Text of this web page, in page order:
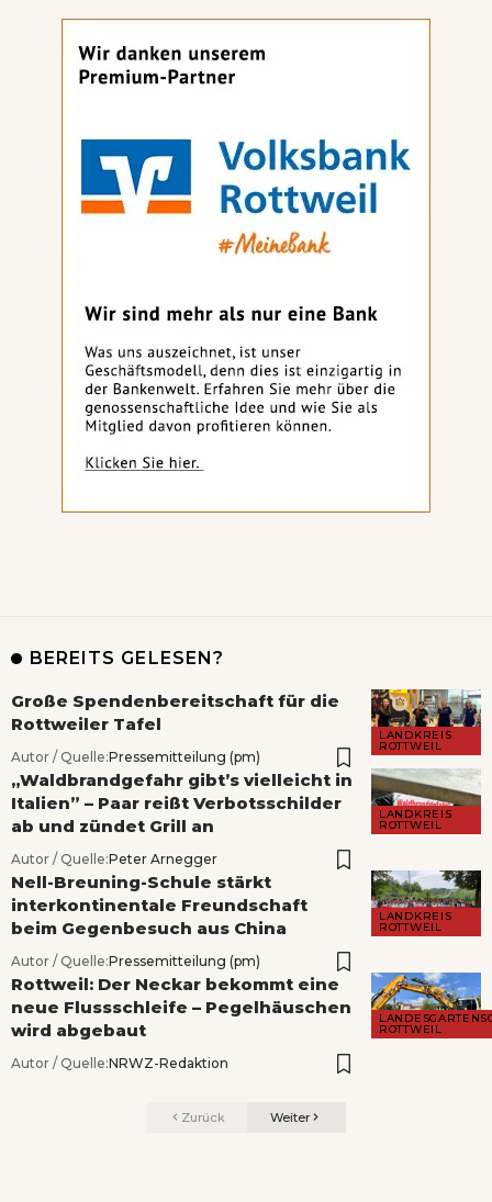
BEREITS GELESEN?
LANDKREIS
ROTTWEIL
Große Spendenbereitschaft für die
Rottweiler Tafel
Autor / Quelle:Pressemitteilung (pm)
LANDKREIS
ROTTWEIL
„Waldbrandgefahr gibt’s vielleicht in
Italien” – Paar reißt Verbotsschilder
ab und zündet Grill an
Autor / Quelle:Peter Arnegger
LANDKREIS
ROTTWEIL
Nell-Breuning-Schule stärkt
interkontinentale Freundschaft
beim Gegenbesuch aus China
Autor / Quelle:Pressemitteilung (pm)
ROTTWEIL
Rottweil: Der Neckar bekommt eine
neue Flussschleife – Pegelhäuschen
wird abgebaut
Autor / Quelle:NRWZ-Redaktion
Zurück Weiter